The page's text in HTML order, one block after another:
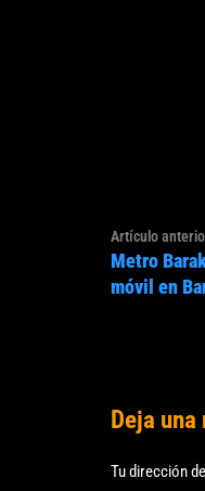
de
entradas
Artículo
Metro
móvil en
Deja
Tu dirección